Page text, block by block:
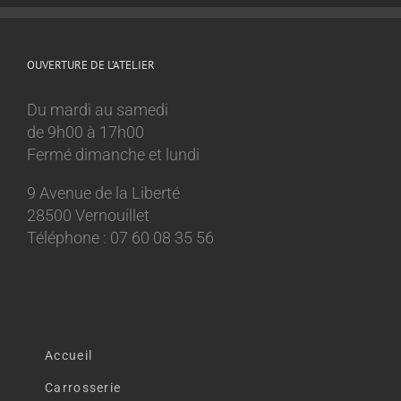
OUVERTURE DE L’ATELIER
Du mardi au samedi
de 9h00 à 17h00
Fermé dimanche et lundi
9 Avenue de la Liberté
28500 Vernouillet
Téléphone : 07 60 08 35 56
Accueil
Carrosserie